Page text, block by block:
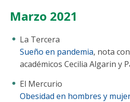
Marzo 2021
La Tercera
Sueño en pandemia, nota
académicos Cecilia Algarin y
El Mercurio
Obesidad en hombres y